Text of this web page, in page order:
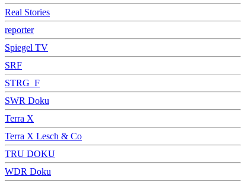
Real Stories
reporter
Spiegel TV
SRF
STRG_F
SWR Doku
Terra X
Terra X Lesch & Co
TRU DOKU
WDR Doku